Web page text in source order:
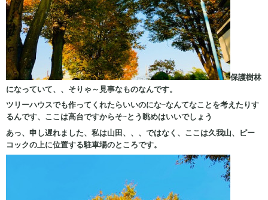
保護樹林
になっていて、、そりゃ～見事なものなんです。
ツリーハウスでも作ってくれたらいいのにな~なんてなことを考えたりす
るんです、ここは高台ですからそ~とう眺めはいいでしょう
あっ、申し遅れました、私は山田、、、ではなく、ここは久我山、ピー
コックの上に位置する駐車場のところです。